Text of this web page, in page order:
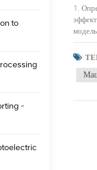
1. Определение зеленого майнинга«Зеленая» добыча – это новая модель развития горнодобывающей промышленности, которая подчеркивает эффективное использование ресурсов, защиту окружающей среды и гармоничное развитие общества при разработке минеральных ресурсов. Эта модель не только фокусируется на экономической ценности минеральных ресурсов, но также уделяет внимание минимизации воздействия и ущерба экологической среде и стремится достичь
to
-